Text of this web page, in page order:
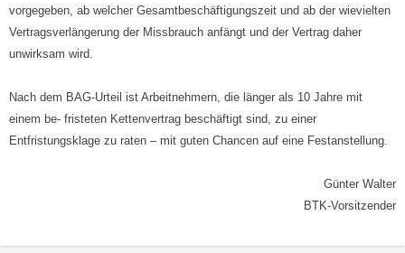
vorgegeben, ab welcher Gesamtbeschäftigungszeit und ab der wievielten
Vertragsverlängerung der Missbrauch anfängt und der Vertrag daher
unwirksam wird.
Nach dem BAG-Urteil ist Arbeitnehmern, die länger als 10 Jahre mit
einem be- fristeten Kettenvertrag beschäftigt sind, zu einer
Entfristungsklage zu raten – mit guten Chancen auf eine Festanstellung.
Günter Walter
BTK-Vorsitzender